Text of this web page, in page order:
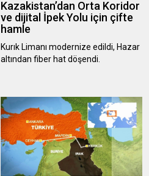
Kazakistan’dan Orta Koridor
ve dijital İpek Yolu için çifte
hamle
Kurık Limanı modernize edildi, Hazar
altından fiber hat döşendi.